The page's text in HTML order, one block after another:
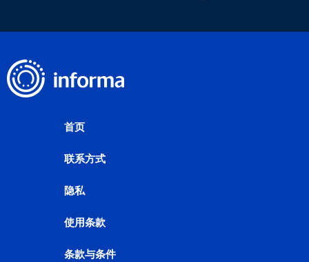
首页
联系方式
隐私
使用条款
条款与条件